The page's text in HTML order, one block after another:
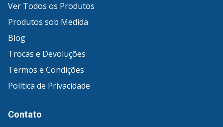
Ver Todos os Produtos
Produtos sob Medida
Blog
Trocas e Devoluções
Termos e Condições
Política de Privacidade
Contato